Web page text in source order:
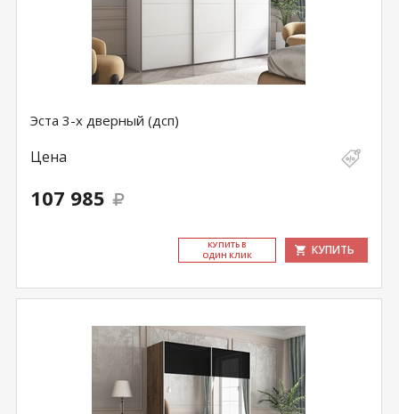
Эста 3-х дверный (дсп)
Цена
107 985
КУ­ПИТЬ В
ОДИН КЛИК
КУПИТЬ